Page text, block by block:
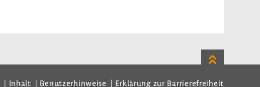
Zum
Inhalt Benutzerhinweise Erklärung zur Barrierefreiheit